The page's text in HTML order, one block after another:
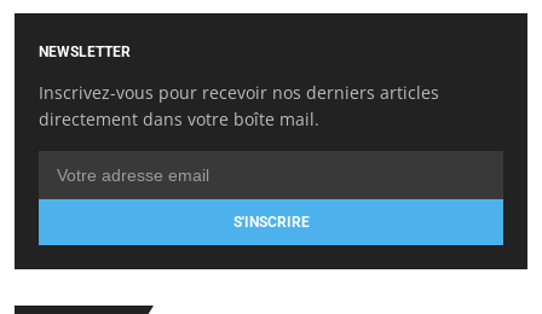
NEWSLETTER
Inscrivez-vous pour recevoir nos derniers articles
directement dans votre boîte mail.
S'INSCRIRE